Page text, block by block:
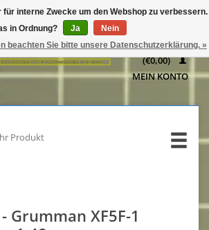
WARENKORB
(€0,00)
MEIN KONTO
Grumman XF5F-1
für interne Zwecke um den Webshop zu verbessern.
in Ordnung?
Ja
Nein
beachten Sie bitte unsere Datenschutzerklärung. »